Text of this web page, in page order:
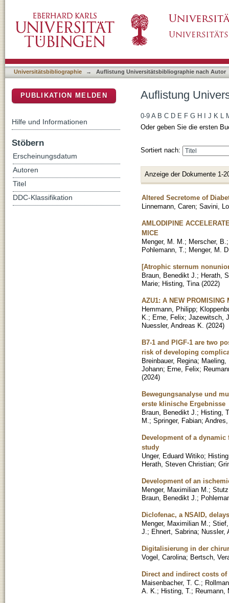
Universitätsbibliographie → Auflistung Universitätsbibliographie nach Autor
Auflistung
0-9 A B C D E F G H J K L
Oder geben Sie die ersten
Sortiert nach:
Anzeige der Dokumente 1-
Altered Secretome of
Linnemann, Caren; Savini,
AMLODIPINE
MICE
Menger, M. M. ; Merscher, B.
Pohlemann, T. ; Menger, M.
[Atrophic sternum
Braun, Benedikt J. ; Herath,
Marie; Histing, Tina (2022)
AZU1: A NEW PROMISING
Hemmann, Philipp;
K. ; Erne, Felix; Jazewitsch,
Nuessler, Andreas K. (2024)
B7-1 and PlGF-1 are two
risk of developing
Breinbauer, Regina; Maeling,
Johann; Erne, Felix;
(2024)
Bewegungsanalyse und
erste klinische Ergebnisse
Braun, Benedikt J. ; Histing,
M. ; Springer, Fabian;
Development of a
study
Unger, Eduard Witiko;
Herath, Steven Christian;
Development of an
Menger, Maximilian M. ;
Braun, Benedikt J. ;
Diclofenac, a NSAID,
Menger, Maximilian M. ;
J. ; Ehnert, Sabrina; Nussler,
Digitalisierung in der
Vogel, Carolina; Bertsch,
Direct and indirect costs
Maisenbacher, T. C. ;
A. K. ; Histing, T. ; Reumann,
PUBLIKATION MELDEN
Hilfe und Informationen
Stöbern
Erscheinungsdatum
Autoren
Titel
DDC-Klassifikation